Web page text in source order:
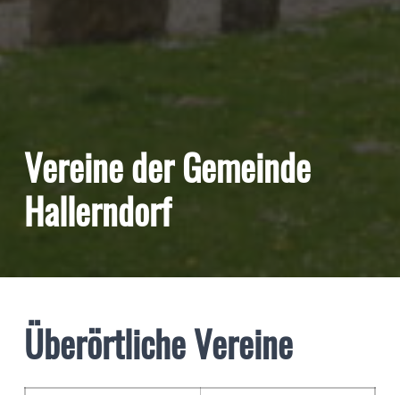
Vereine der Gemeinde
Hallerndorf
Überörtliche Vereine